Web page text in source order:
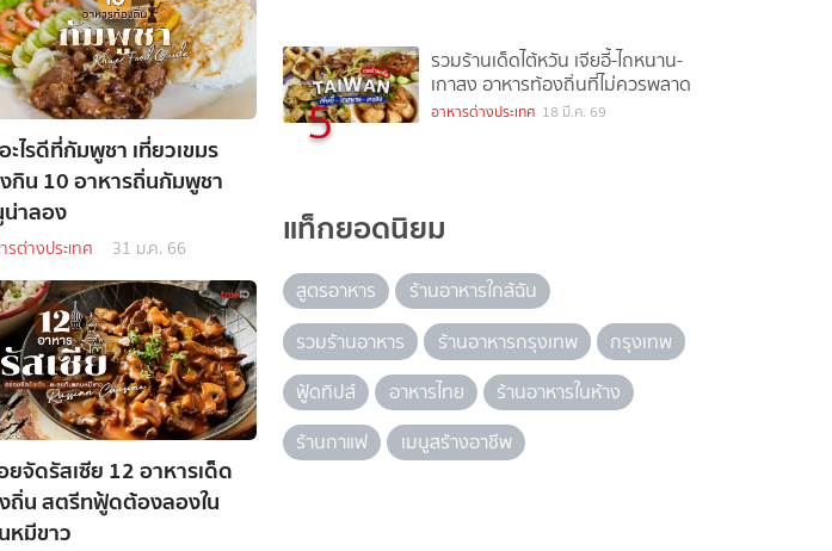
ะไรดีที่กัมพูชา เที่ยวเขมร
กิน 10 อาหารถิ่นกัมพูชา
น่าลอง
รต่างประเทศ 31 ม.ค. 66
ยจัดรัสเซีย 12 อาหารเด็ด
ถิ่น สตรีทฟู้ดต้องลองใน
หมีขาว
5
รวมร้านเด็ดไต้หวัน เจียอี้-ไถหนาน-
เกาสง อาหารท้องถิ่นที่ไม่ควรพลาด
อาหารต่างประเทศ 18 มี.ค. 69
แท็กยอดนิยม
สูตรอาหาร
ร้านอาหารใกล้ฉัน
รวมร้านอาหาร
ร้านอาหารกรุงเทพ
กรุงเทพ
ฟู้ดทิปส์
อาหารไทย
ร้านอาหารในห้าง
ร้านกาแฟ
เมนูสร้างอาชีพ